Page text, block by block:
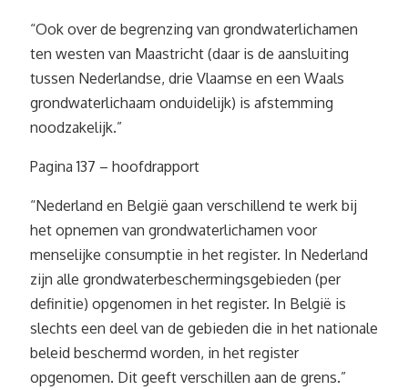
“Ook over de begrenzing van grondwaterlichamen
ten westen van Maastricht (daar is de aansluiting
tussen Nederlandse, drie Vlaamse en een Waals
grondwaterlichaam onduidelijk) is afstemming
noodzakelijk.”
Pagina 137 – hoofdrapport
“Nederland en België gaan verschillend te werk bij
het opnemen van grondwaterlichamen voor
menselijke consumptie in het register. In Nederland
zijn alle grondwaterbeschermingsgebieden (per
definitie) opgenomen in het register. In België is
slechts een deel van de gebieden die in het nationale
beleid beschermd worden, in het register
opgenomen. Dit geeft verschillen aan de grens.”